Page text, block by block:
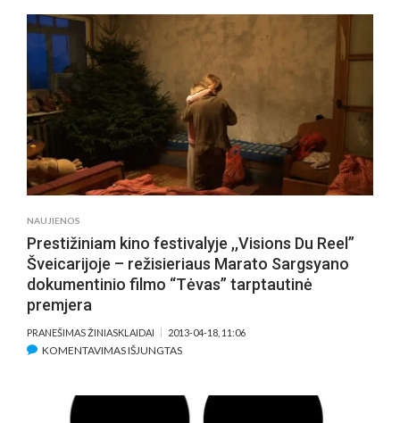
NAUJIENOS
Prestižiniam kino festivalyje ,,Visions Du Reel”
Šveicarijoje – režisieriaus Marato Sargsyano
dokumentinio filmo “Tėvas” tarptautinė
premjera
PRANEŠIMAS ŽINIASKLAIDAI 2013-04-18, 11:06
KOMENTAVIMAS IŠJUNGTASĮRAŠE
FESTIVALYJE